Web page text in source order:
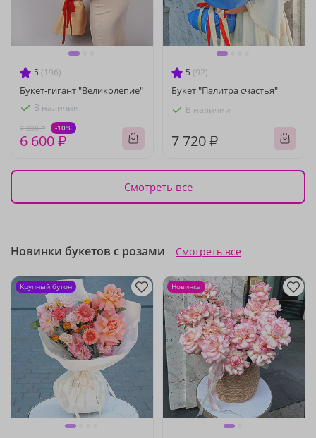
5 (196)
Букет-гигант "Великолепие"
В наличии
7 330 ₽ -10%
6 600 ₽
5 (92)
Букет "Палитра счастья"
В наличии
7 720 ₽
Смотреть все
Новинки букетов с розами Смотреть все
Крупный бутон Новинка